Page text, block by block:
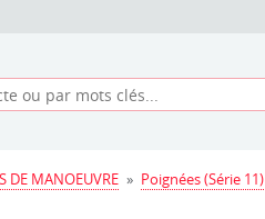
DE MANOEUVRE » Poignées (Série 11)